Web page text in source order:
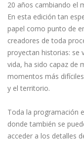
20 años cambiando el
En esta edición tan
papel como punto de
creadores de toda
proyectan historias: se
vida, ha sido capaz de
momentos más
y el territorio.
Toda la programación
donde también se
acceder a los detalles